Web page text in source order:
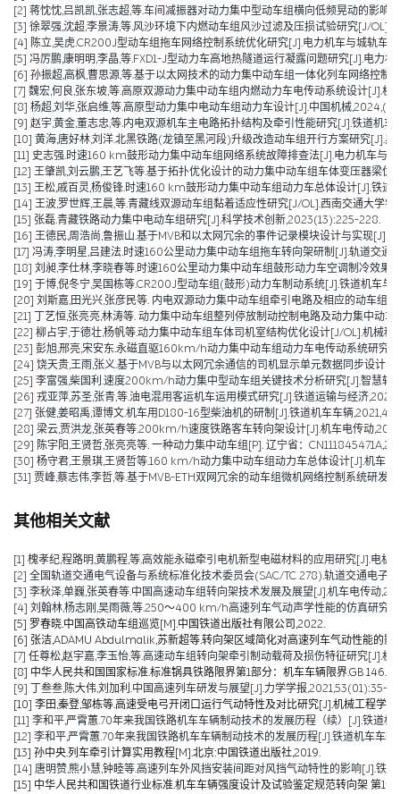
[2] 蒋忱忱,吕凯凯,张志超,等.车间减振器对动力集中型动车组横向低频晃动的影
[3] 徐翠强,沈超,李景涛,等.风沙环境下内燃动车组风沙过滤及压损试验研究[J/
[4] 陈立,吴虎.CR200J型动车组拖车网络控制系统优化研究[J].电力机车与城轨车
[5] 冯厉鹏,康明明,李晶,等.FXD1-J型动力车高地热隧道运行凝露问题研究[J].电力
[6] 孙振超,高枫,曹思源,等.基于以太网技术的动力集中动车组一体化列车网络控
[7] 魏宏,何良,张东坡,等.高原双源动力集中动车组内燃动力车电传动系统设计[J].
[8] 杨超,刘华,张启维,等.高原型动力集中电动车组动力车设计[J].中国机械
[9] 赵宇,黄金,董志忠,等.内电双源机车主电路拓扑结构及牵引性能研究[J].铁道机
[10] 黄海,唐好林,刘洋.北黑铁路(龙镇至黑河段)升级改造动车组开行方案研究[J].
[11] 史志强.时速160 km鼓形动力集中动车组网络系统故障排查法[J].电力机车与
[12] 王肇凯,刘云鹏,王艺飞等.基于拓扑优化设计的动力集中动车组车体变压器梁
[13] 王松,戚百灵,杨俊锋.时速160 km鼓形动力集中动车组动力车总体设计[J].铁道
[14] 王波,罗世辉,王晨,等.青藏线双源动车组黏着适应性研究[J/OL].西南交通大
[15] 张磊.青藏铁路动力集中电动车组研究[J].科学技术创新,2023(13):225-228.
[16] 王德民,周浩尚,鲁振山.基于MVB和以太网冗余的事件记录模块设计与实现[J].
[17] 冯涛,李明星,吕建法.时速160公里动力集中动车组拖车转向架研制[J].轨道交
[18] 刘昶,李仕林,李晓春等.时速160公里动力集中动车组鼓形动力车空调制冷效
[19] 于博,倪冬宁,吴国栋等.CR200J型动车组(鼓形)动力车制动系统[J].铁道机车
[20] 刘斯嘉,田光兴,张彦民等. 内电双源动力集中动车组牵引电路及相应的动车组
[21] 丁艺恒,张亮亮,林涛等. 动力集中动车组整列停放制动控制电路及动力集中动
[22] 柳占宇,于德壮,杨帆等.动力集中动车组车体司机室结构优化设计[J/OL].机械科
[23] 彭旭,邢亮,宋安东.永磁直驱160km/h动力集中动车组动力车电传动系统研究
[24] 饶天贵,王雨,张义.基于MVB与以太网冗余通信的司机显示单元数据同步设计
[25] 李富强,柴国利.速度200km/h动力集中型动车组关键技术分析研究[J].智慧
[26] 戎亚萍,苏圣,张青,等.油电混用客运机车运用模式研究[J].铁道运输与经济
[27] 张健,姜昭禹,谭博文.机车用D180-16型柴油机的研制[J].铁道机车车辆
[28] 梁云,贾洪龙,张英春等.200km/h速度铁路客车转向架设计[J].机车电传动
[29] 陈宇阳,王贤哲,张亮亮等. 一种动力集中动车组[P]. 辽宁省：
[30] 杨守君,王景琪,王贤哲等.160 km/h动力集中动车组动力车总体设计[J].机车
[31] 贾峰,蔡志伟,李哲,等.基于MVB-ETH双网冗余的动车组微机网络控制系统研发
其他相关文献
[1] 槐孝纪,程路明,黄鹏程,等.高效能永磁牵引电机新型电磁材料的应用研究[J].电
[2] 全国轨道交通电气设备与系统标准化技术委员会(SAC/TC 278).轨道交通电
[3] 李秋泽,单巍,张英春等.中国高速动车组转向架技术发展及展望[J].机车电传动
[4] 刘翰林,杨志刚,吴雨薇,等.250～400 km/h高速列车气动声学性能的仿真研究
[5] 罗春晓.中国高铁动车组巡览[M].中国铁道出版社有限公司,2022.
[6] 张洁,ADAMU Abdulmalik,苏新超等.转向架区域简化对高速列车气动性能的
[7] 任尊松,赵宇嘉,李玉怡,等.高速动车组转向架牵引制动载荷及损伤特征研究[J].机
[8] 中华人民共和国国家标准.标准锅具铁路限界第1部分：机车车辆限界.GB
[9] 丁叁叁,陈大伟,刘加利.中国高速列车研发与展望[J].力学学报,2021,53(01):35-
[10] 李田,秦登,邹栋等.高速受电弓开闭口运行气动特性及对比研究[J].机械工程学
[11] 李和平,严霄蕙.70年来我国铁路机车车辆制动技术的发展历程（续）[J].铁道
[12] 李和平,严霄蕙.70年来我国铁路机车车辆制动技术的发展历程[J].铁道机车车
[13] 孙中央.列车牵引计算实用教程[M].北京:中国铁道出版社,2019.
[14] 唐明赞,熊小慧,钟睦等.高速列车外风挡安装间距对风挡气动特性的影响[J].铁
[15] 中华人民共和国铁道行业标准.机车车辆强度设计及试验鉴定规范转向架 第1